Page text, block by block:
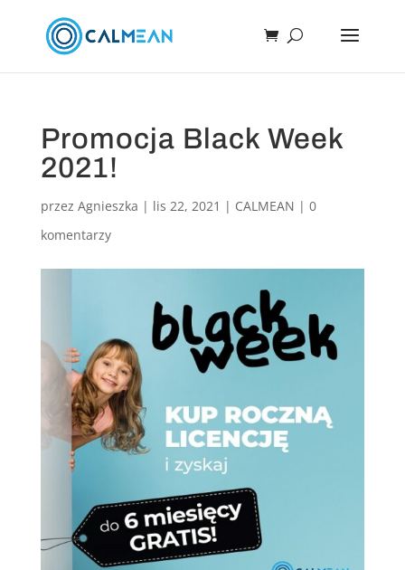
Promocja Black Week
2021!
przez Agnieszka | lis 22, 2021 | CALMEAN | 0
komentarzy